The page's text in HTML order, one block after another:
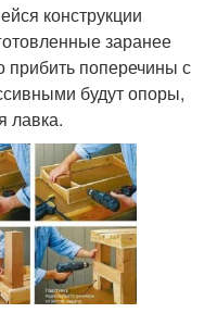
конструкции
заранее
прибить поперечины с
будут опоры,
лавка.